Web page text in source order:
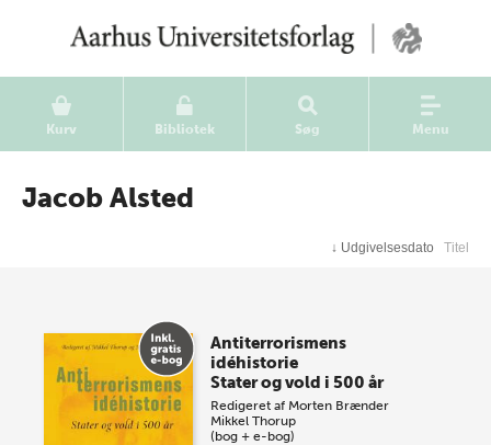
Kurv Bibliotek Søg Menu
Jacob Alsted
↓ Udgivelsesdato Titel
Antiterrorismens
idéhistorie
Stater og vold i 500 år
Redigeret af Morten Brænder
Mikkel Thorup
(bog + e-bog)